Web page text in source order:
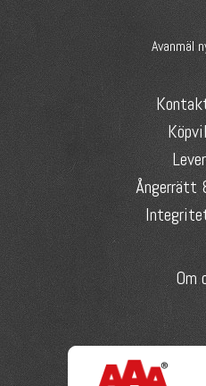
Avanmäl
Ångerrätt
Om